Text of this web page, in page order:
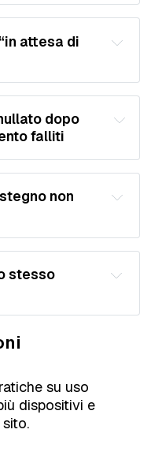
metodo di
attesa di
dopo
falliti
non
tuo account;
della
stesso
al tuo
su uso
dispositivi e